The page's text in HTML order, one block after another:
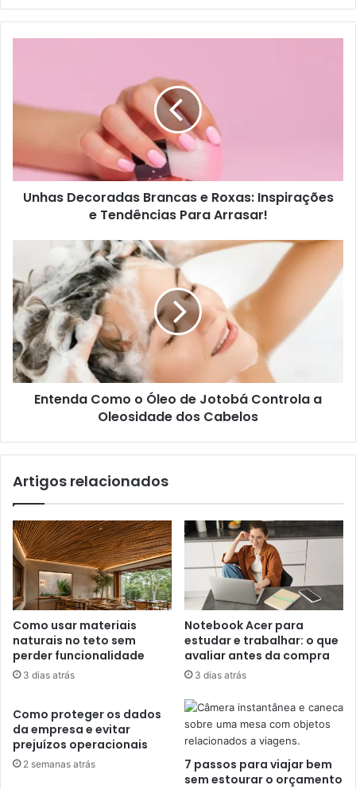
Unhas Decoradas Brancas e Roxas: Inspirações
e Tendências Para Arrasar!
Entenda Como o Óleo de Jotobá Controla a
Oleosidade dos Cabelos
Artigos relacionados
Como usar materiais
naturais no teto sem
perder funcionalidade
3 dias atrás
Notebook Acer para
estudar e trabalhar: o que
avaliar antes da compra
3 dias atrás
Como proteger os dados
da empresa e evitar
prejuízos operacionais
2 semanas atrás
7 passos para viajar bem
sem estourar o orçamento